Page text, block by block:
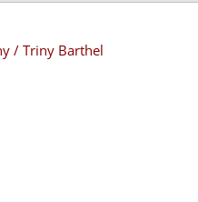
/ Triny Barthel